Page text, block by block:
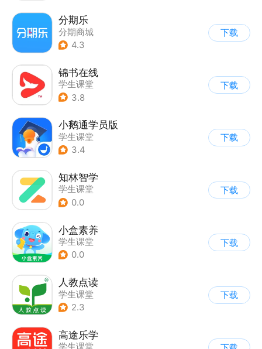
分期乐
分期商城
4.3
下载
锦书在线
学生课堂
3.8
下载
小鹅通学员版
学生课堂
3.4
下载
知林智学
学生课堂
0.0
下载
小盒素养
学生课堂
0.0
下载
人教点读
学生课堂
2.3
下载
高途乐学
学生课堂